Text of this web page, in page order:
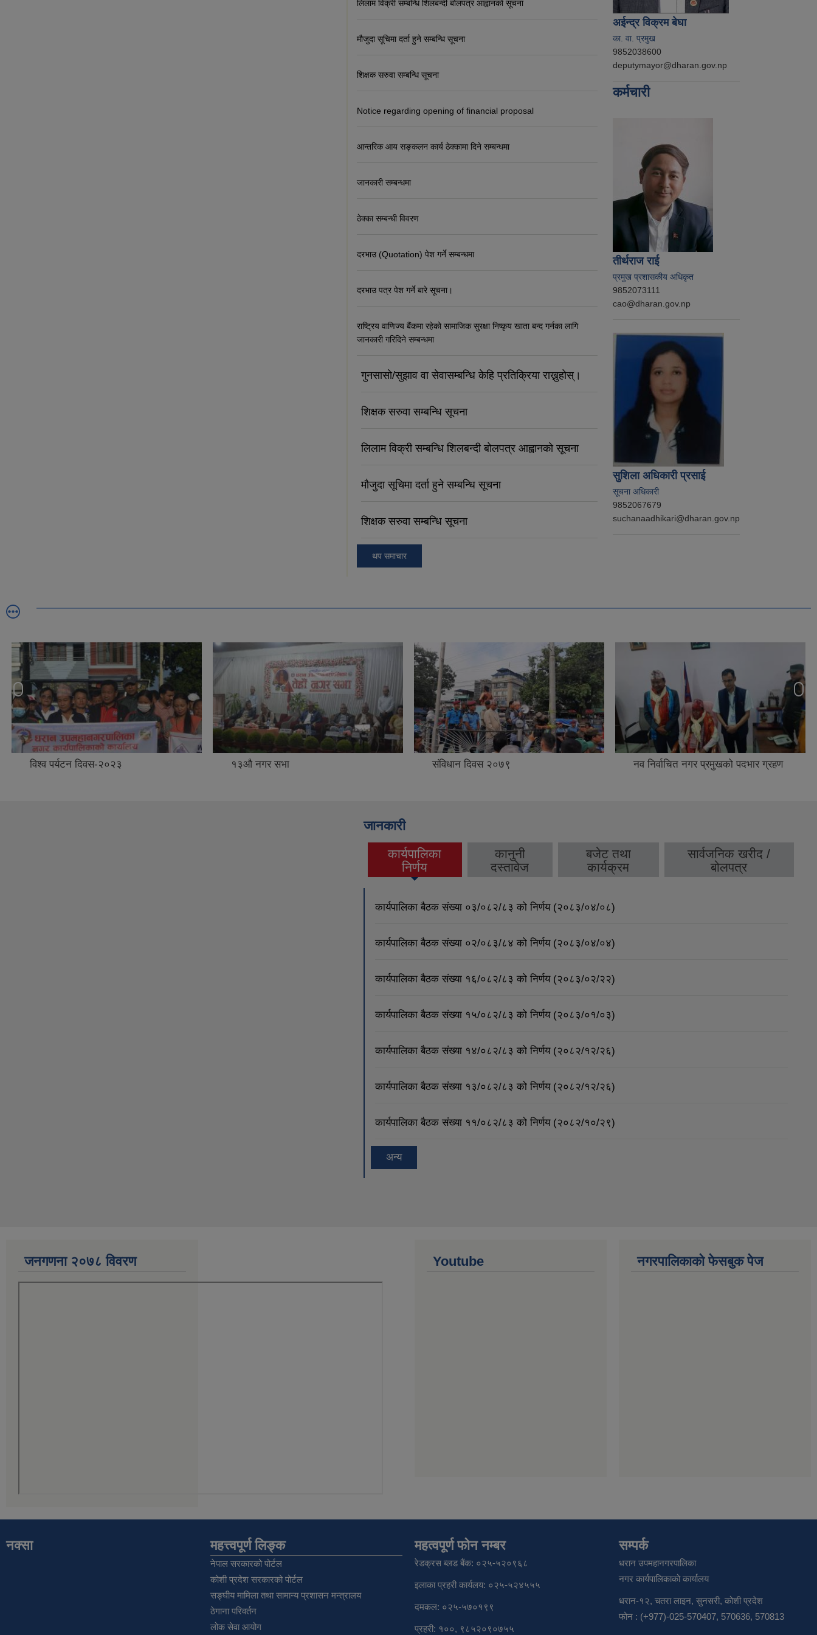
लिलाम विक्री सम्बन्धि शिलबन्दी बोलपत्र आह्वानको सूचना
मौजुदा सूचिमा दर्ता हुने सम्बन्धि सूचना
शिक्षक सरुवा सम्बन्धि सूचना
Notice regarding opening of financial proposal
आन्तरिक आय सङ्कलन कार्य ठेक्कामा दिने सम्बन्धमा
जानकारी सम्बन्धमा
ठेक्का सम्बन्धी विवरण
दरभाउ (Quotation) पेश गर्ने सम्बन्धमा
दरभाउ पत्र पेश गर्ने बारे सूचना।
राष्ट्रिय वाणिज्य बैंकमा रहेको सामाजिक सुरक्षा निष्कृय खाता बन्द गर्नका लागि
जानकारी गरिदिने सम्बन्धमा
गुनसासो/सुझाव वा सेवासम्बन्धि केहि प्रतिक्रिया राख्नुहोस्।
शिक्षक सरुवा सम्बन्धि सूचना
लिलाम विक्री सम्बन्धि शिलबन्दी बोलपत्र आह्वानको सूचना
मौजुदा सूचिमा दर्ता हुने सम्बन्धि सूचना
शिक्षक सरुवा सम्बन्धि सूचना
थप समाचार
अईन्द्र विक्रम बेघा
का. वा. प्रमुख
9852038600
deputymayor@dharan.gov.np
कर्मचारी
तीर्थराज राई
प्रमुख प्रशासकीय अधिकृत
9852073111
cao@dharan.gov.np
सुशिला अधिकारी प्रसाई
सूचना अधिकारी
9852067679
suchanaadhikari@dharan.gov.np
विश्व पर्यटन दिवस-२०२३ १३औ नगर सभा संविधान दिवस २०७९ नव निर्वाचित नगर प्रमुखको पदभार ग्रहण
जानकारी
कार्यपालिका
निर्णय
(active tab)
कानुनी
दस्तावेज
बजेट तथा
कार्यक्रम
सार्वजनिक खरीद /
बोलपत्र
कार्यपालिका बैठक संख्या ०३/०८२/८३ को निर्णय (२०८३/०४/०८)
कार्यपालिका बैठक संख्या ०२/०८३/८४ को निर्णय (२०८३/०४/०४)
कार्यपालिका बैठक संख्या १६/०८२/८३ को निर्णय (२०८३/०२/२२)
कार्यपालिका बैठक संख्या १५/०८२/८३ को निर्णय (२०८३/०१/०३)
कार्यपालिका बैठक संख्या १४/०८२/८३ को निर्णय (२०८२/१२/२६)
कार्यपालिका बैठक संख्या १३/०८२/८३ को निर्णय (२०८२/१२/२६)
कार्यपालिका बैठक संख्या ११/०८२/८३ को निर्णय (२०८२/१०/२९)
अन्य
जनगणना २०७८ विवरण Youtube नगरपालिकाको फेसबुक पेज
नक्सा महत्त्वपूर्ण लिङ्क
नेपाल सरकारको पोर्टल
कोशी प्रदेश सरकारको पोर्टल
सङ्‍घीय मामिला तथा सामान्य प्रशासन मन्त्रालय
ठेगाना परिवर्तन
लोक सेवा आयोग
महत्वपूर्ण फोन नम्बर
रेडक्रस ब्लड बैंक: ०२५-५२०९६८
इलाका प्रहरी कार्यलय: ०२५-५२४५५५
दमकल: ०२५-५७०१९९
प्रहरी: १००, ९८५२०९०७५५
सम्पर्क
धरान उपमहानगरपालिका
नगर कार्यपालिकाको कार्यालय
धरान-१२, चतरा लाइन, सुनसरी, कोशी प्रदेश
फोन : (+977)-025-570407, 570636, 570813